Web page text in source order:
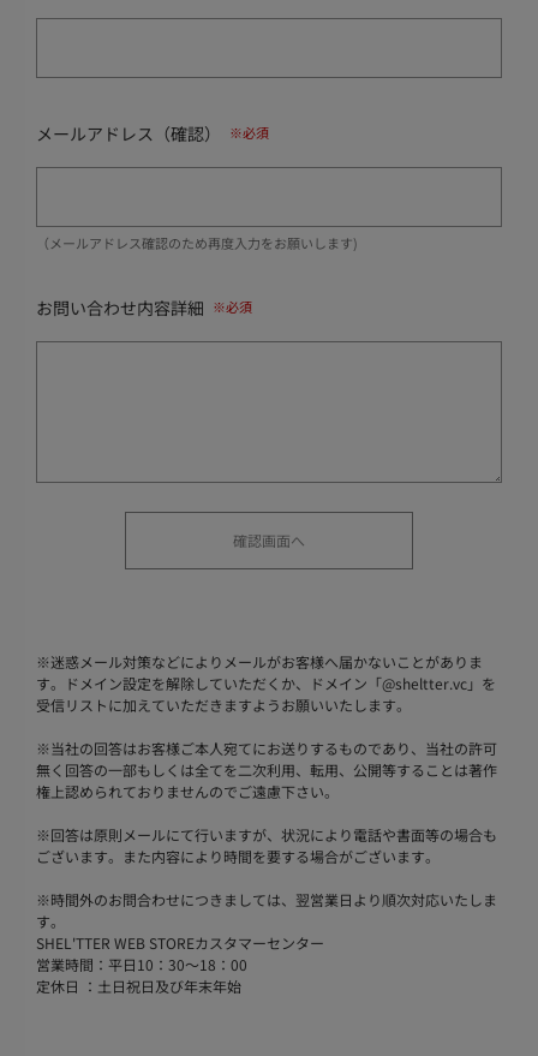
メールアドレス（確認）
（メールアドレス確認のため再度入力をお願いします)
お問い合わせ内容詳細
※迷惑メール対策などによりメールがお客様へ届かないことがありま
す。ドメイン設定を解除していただくか、ドメイン「@sheltter.vc」を
受信リストに加えていただきますようお願いいたします。
※当社の回答はお客様ご本人宛てにお送りするものであり、当社の許可
無く回答の一部もしくは全てを二次利用、転用、公開等することは著作
権上認められておりませんのでご遠慮下さい。
※回答は原則メールにて行いますが、状況により電話や書面等の場合も
ございます。また内容により時間を要する場合がございます。
※時間外のお問合わせにつきましては、翌営業日より順次対応いたしま
す。
SHEL'TTER WEB STOREカスタマーセンター
営業時間：平日10：30～18：00
定休日 ：土日祝日及び年末年始